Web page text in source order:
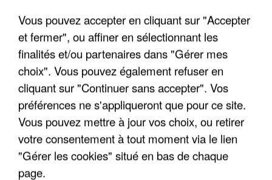
"JE SUIS À DISPOSITION DES
ENFOIRÉS"
"ON A TOUS LE TRAC"
Vous pouvez accepter en cliquant sur "Accepter
et fermer", ou affiner en sélectionnant les
finalités et/ou partenaires dans "Gérer mes
choix". Vous pouvez également refuser en
cliquant sur "Continuer sans accepter". Vos
préférences ne s'appliqueront que pour ce site.
Vous pouvez mettre à jour vos choix, ou retirer
votre consentement à tout moment via le lien
"Gérer les cookies" situé en bas de chaque
page.